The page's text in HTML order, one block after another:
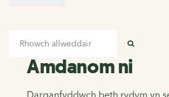
Amdanom ni
Amdanom ni
Darganfyddwch beth rydym yn